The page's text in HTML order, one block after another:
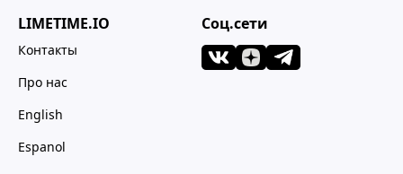
LIMETIME.IO
Контакты
Про нас
Соц.сети
English
Espanol